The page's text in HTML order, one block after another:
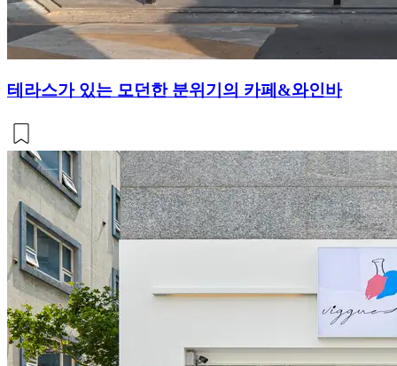
테라스가 있는 모던한 분위기의 카페&와인바